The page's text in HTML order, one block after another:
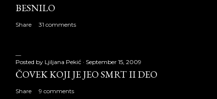
BESNILO
Share 31 comments
Posted by Ljiljana Pekić September 15, 2009
ČOVEK KOJI JE JEO SMRT II DEO
Share 9 comments